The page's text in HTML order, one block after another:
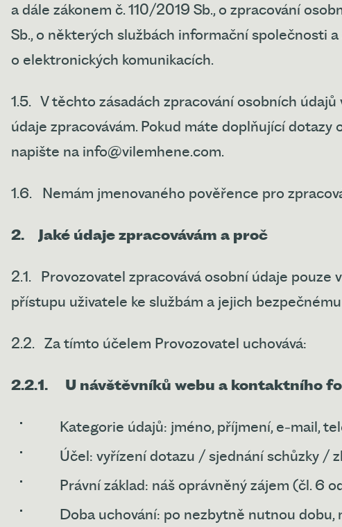
a dále zákonem č. 110/2019 Sb., o zpracování
Sb., o některých službách informační společnosti
o elektronických komunikacích.
1.5.
V těchto zásadách zpracování osobních
údaje zpracovávám. Pokud máte doplňující dotazy
napište na info@vilemhene.com.
1.6. Nemám jmenovaného pověřence pro
2. Jaké údaje zpracovávám a proč
2.1.
Provozovatel zpracovává osobní údaje
přístupu uživatele ke službám a jejich
2.2. Za tímto účelem Provozovatel uchovává:
2.2.1. U návštěvníků webu a kontaktního
Kategorie údajů: jméno, příjmení, e‑mail,
Účel: vyřízení dotazu / sjednání schůzky /
Právní základ: náš oprávněný zájem (čl. 6
Doba uchování: po nezbytně nutnou dobu,